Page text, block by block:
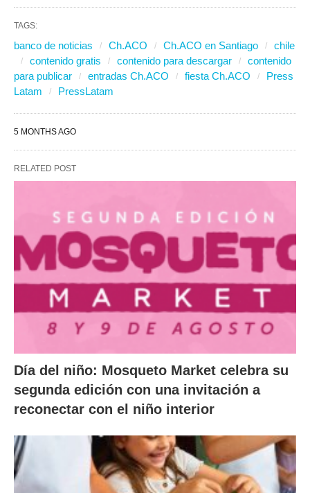
TAGS:
banco de noticias Ch.ACO Ch.ACO en Santiago
chile
contenido gratis
contenido para descargar
contenido
para publicar
entradas Ch.ACO fiesta Ch.ACO
Press
Latam
PressLatam
5 MONTHS AGO
RELATED POST
Día del niño: Mosqueto Market celebra su
segunda edición con una invitación a
reconectar con el niño interior